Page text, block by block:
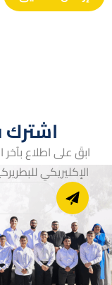
اشترك
ابقَ على اطلاع بآخر
الإكليريكي